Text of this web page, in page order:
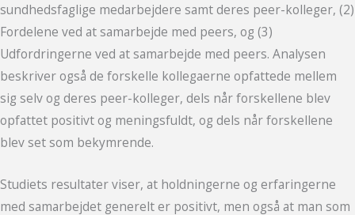
sundhedsfaglige medarbejdere samt deres peer-kolleger, (2)
Fordelene ved at samarbejde med peers, og (3)
Udfordringerne ved at samarbejde med peers. Analysen
beskriver også de forskelle kollegaerne opfattede mellem
sig selv og deres peer-kolleger, dels når forskellene blev
opfattet positivt og meningsfuldt, og dels når forskellene
blev set som bekymrende.
Studiets resultater viser, at holdningerne og erfaringerne
med samarbejdet generelt er positivt, men også at man som